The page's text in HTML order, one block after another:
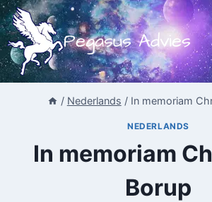
Doorgaan
naar
inhoud
Pegasus Advies
/ Nederlands / In memoriam
NEDERLANDS
In memoriam
Borup